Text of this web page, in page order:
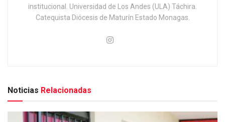
institucional. Universidad de Los Andes (ULA) Táchira.
Catequista Diócesis de Maturín Estado Monagas.
Noticias Relacionadas